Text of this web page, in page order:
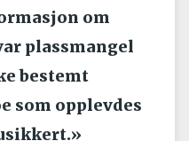
om
plassmangel
bestemt
som opplevdes